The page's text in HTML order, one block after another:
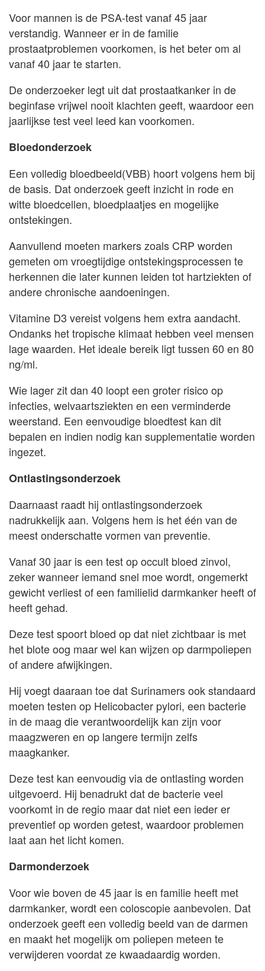
Voor mannen is de PSA-test vanaf 45 jaar
verstandig. Wanneer er in de familie
prostaatproblemen voorkomen, is het beter om al
vanaf 40 jaar te starten.
De onderzoeker legt uit dat prostaatkanker in de
beginfase vrijwel nooit klachten geeft, waardoor een
jaarlijkse test veel leed kan voorkomen.
Bloedonderzoek
Een volledig bloedbeeld(VBB) hoort volgens hem bij
de basis. Dat onderzoek geeft inzicht in rode en
witte bloedcellen, bloedplaatjes en mogelijke
ontstekingen.
Aanvullend moeten markers zoals CRP worden
gemeten om vroegtijdige ontstekingsprocessen te
herkennen die later kunnen leiden tot hartziekten of
andere chronische aandoeningen.
Vitamine D3 vereist volgens hem extra aandacht.
Ondanks het tropische klimaat hebben veel mensen
lage waarden. Het ideale bereik ligt tussen 60 en 80
ng/ml.
Wie lager zit dan 40 loopt een groter risico op
infecties, welvaartsziekten en een verminderde
weerstand. Een eenvoudige bloedtest kan dit
bepalen en indien nodig kan supplementatie worden
ingezet.
Ontlastingsonderzoek
Daarnaast raadt hij ontlastingsonderzoek
nadrukkelijk aan. Volgens hem is het één van de
meest onderschatte vormen van preventie.
Vanaf 30 jaar is een test op occult bloed zinvol,
zeker wanneer iemand snel moe wordt, ongemerkt
gewicht verliest of een familielid darmkanker heeft of
heeft gehad.
Deze test spoort bloed op dat niet zichtbaar is met
het blote oog maar wel kan wijzen op darmpoliepen
of andere afwijkingen.
Hij voegt daaraan toe dat Surinamers ook standaard
moeten testen op Helicobacter pylori, een bacterie
in de maag die verantwoordelijk kan zijn voor
maagzweren en op langere termijn zelfs
maagkanker.
Deze test kan eenvoudig via de ontlasting worden
uitgevoerd. Hij benadrukt dat de bacterie veel
voorkomt in de regio maar dat niet een ieder er
preventief op worden getest, waardoor problemen
laat aan het licht komen.
Darmonderzoek
Voor wie boven de 45 jaar is en familie heeft met
darmkanker, wordt een coloscopie aanbevolen. Dat
onderzoek geeft een volledig beeld van de darmen
en maakt het mogelijk om poliepen meteen te
verwijderen voordat ze kwaadaardig worden.